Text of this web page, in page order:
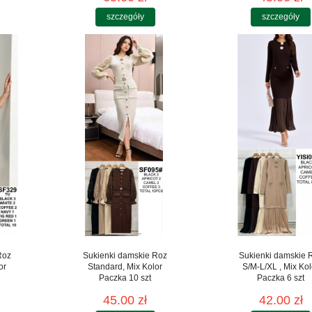
szczegóły szczegóły
Sukienki damskie Roz
Standard, Mix Kolor
Paczka 10 szt
45.00 zł
Sukienki damskie
S/M-L/XL , Mix
Paczka 6 szt
42.00 zł